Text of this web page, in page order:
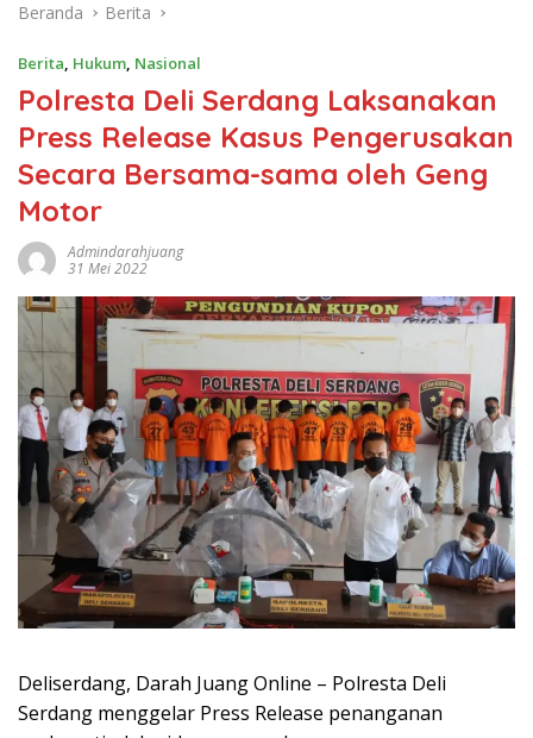
Beranda Berita
Berita, Hukum, Nasional
Polresta Deli Serdang Laksanakan
Press Release Kasus Pengerusakan
Secara Bersama-sama oleh Geng
Motor
Admindarahjuang
31 Mei 2022
Deliserdang, Darah Juang Online – Polresta Deli
Serdang menggelar Press Release penanganan